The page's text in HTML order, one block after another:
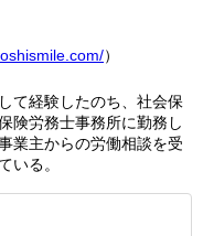
）
て経験したのち、社会保
険労務士事務所に勤務し
業主からの労働相談を受
いる。